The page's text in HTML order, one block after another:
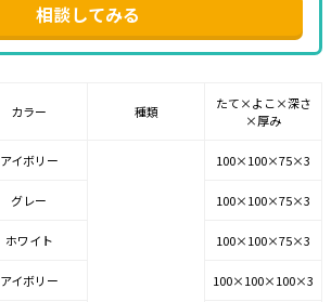
相談してみる
カラー 種類
たて×よこ×深さ
×厚み
アイボリー 100×100×75×3
グレー 100×100×75×3
ホワイト 100×100×75×3
アイボリー 100×100×100×3